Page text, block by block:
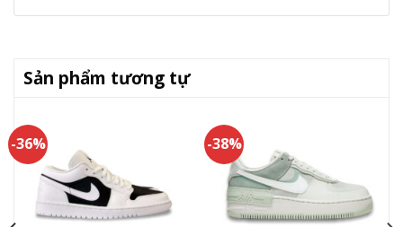
Sản phẩm tương tự
-36% -38%